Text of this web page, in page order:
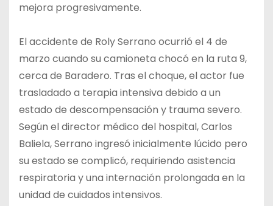
mejora progresivamente.
El accidente de Roly Serrano ocurrió el 4 de
marzo cuando su camioneta chocó en la ruta 9,
cerca de Baradero. Tras el choque, el actor fue
trasladado a terapia intensiva debido a un
estado de descompensación y trauma severo.
Según el director médico del hospital, Carlos
Baliela, Serrano ingresó inicialmente lúcido pero
su estado se complicó, requiriendo asistencia
respiratoria y una internación prolongada en la
unidad de cuidados intensivos.